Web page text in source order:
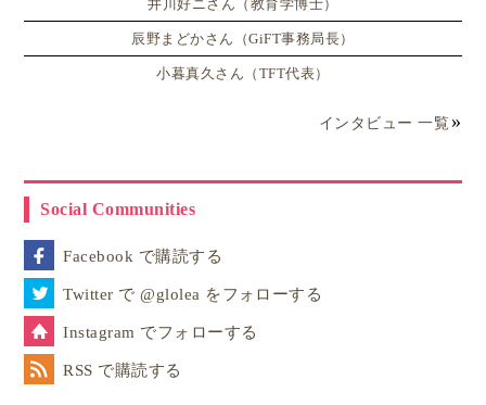
井川好ニさん（教育学博士）
辰野まどかさん（GiFT事務局長）
小暮真久さん（TFT代表）
インタビュー 一覧
Social Communities
Facebook で購読する
Twitter で @glolea をフォローする
Instagram でフォローする
RSS で購読する